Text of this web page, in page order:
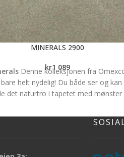
MINERALS 2900
kr1 089
Denne kolleksjonen fra
helt nydelig! Du både ser og kan
det naturtro i tapetet med mønster
og gir et unikt preg på
i ethvert interiør. Vi sier bare -
Tapetet selges metervis og har